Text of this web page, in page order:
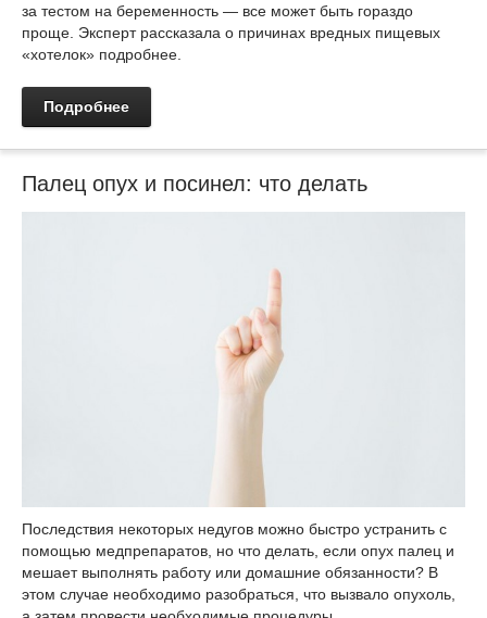
за тестом на беременность — все может быть гораздо
проще. Эксперт рассказала о причинах вредных пищевых
«хотелок» подробнее.
Подробнее
Палец опух и посинел: что делать
Последствия некоторых недугов можно быстро устранить с
помощью медпрепаратов, но что делать, если опух палец и
мешает выполнять работу или домашние обязанности? В
этом случае необходимо разобраться, что вызвало опухоль,